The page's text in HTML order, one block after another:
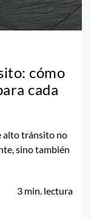
cómo
cada
alto tránsito no
sino también
3 min. lectura